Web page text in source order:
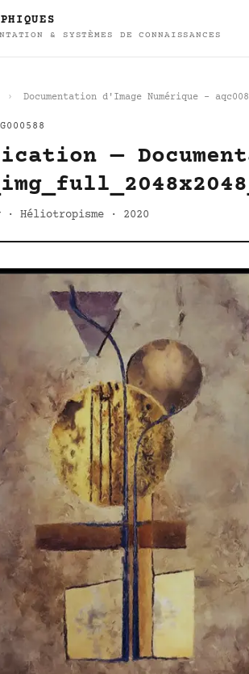
& SYSTÈMES DE CONNAISSANCES
Documentation d'Image Numérique -
—
· Héliotropisme · 2020